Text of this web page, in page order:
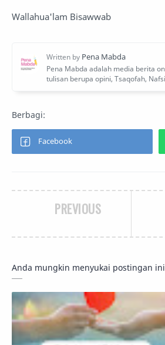
Wallahua'lam Bisawwab
PREVIOUS
Anda mungkin menyukai postingan ini